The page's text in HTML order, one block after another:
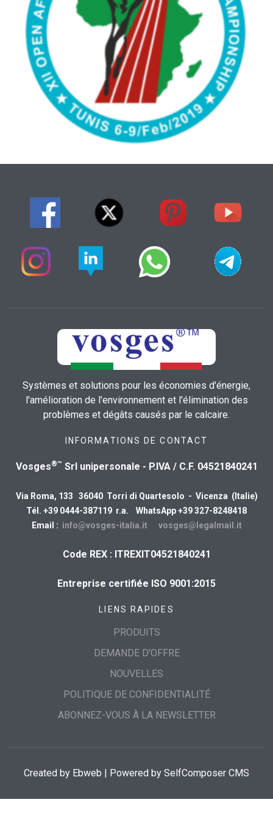
Systèmes et solutions pour les économies d'énergie,
l'amélioration de l'environnement et l'élimination des
problèmes et dégâts causés par le calcaire.
INFORMATIONS DE CONTACT
Vosges®™ Srl unipersonale - P.IVA / C.F. 04521840241
Via Roma, 133 36040 Torri di Quartesolo - Vicenza (Italie)
Tél. +39 0444-387119 r.a. WhatsApp +39 327-8248418
Email : info@vosges-italia.it vosges@legalmail.it
Code REX : ITREXIT04521840241
Entreprise certifiée ISO 9001:2015
LIENS RAPIDES
PRODUITS
DEMANDE D'OFFRE
NOUVELLES
POLITIQUE DE CONFIDENTIALITÉ
ABONNEZ-VOUS À LA NEWSLETTER
Created by Ebweb | Powered by SelfComposer CMS